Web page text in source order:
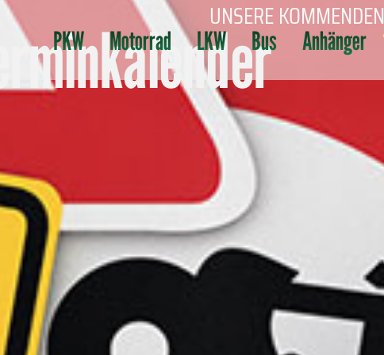
PKW Motorrad LKW Bus Anhänger
UNSERE KOMMENDEN